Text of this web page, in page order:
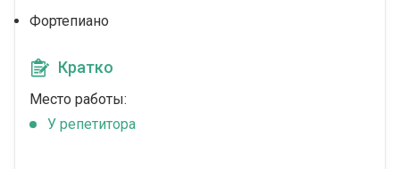
Фортепиано
Кратко
Место работы:
У репетитора